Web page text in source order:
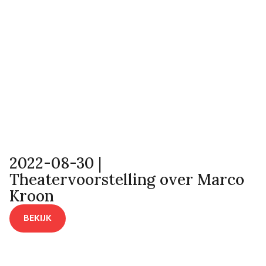
2022-08-30 |
Theatervoorstelling over Marco
Kroon
BEKIJK